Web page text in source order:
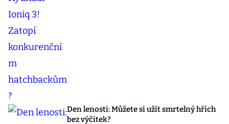
Den lenosti: Můžete si užít smrtelný hřích
bez výčitek?